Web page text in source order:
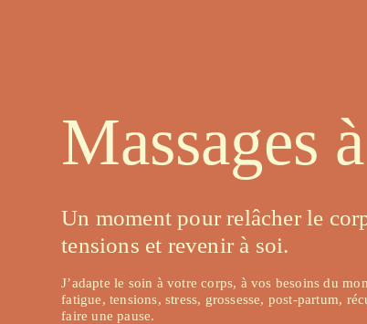
Massages
Un moment pour relâcher le
tensions et revenir à soi.
J’adapte le soin à votre corps, à vos besoins du
fatigue, tensions, stress, grossesse, post-partum,
faire une pause.